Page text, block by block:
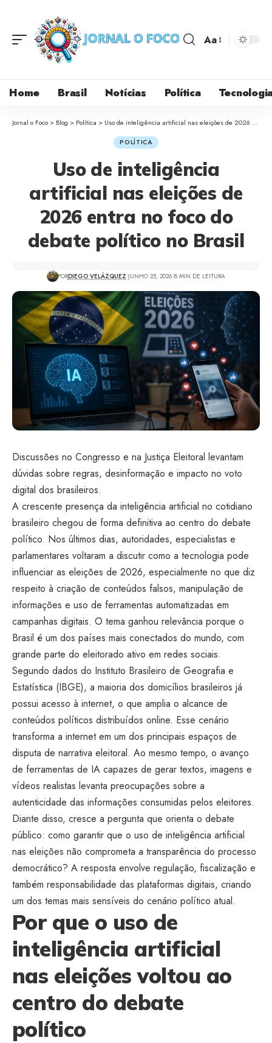
Aa
Home Brasil Notícias Política
Jornal o Foco > Blog > Política > Uso de inteligência artificial nas eleições de 2026 entra no foco do debate político no Brasil
POLÍTICA
Uso de inteligência
artificial nas eleições de
2026 entra no foco do
debate político no Brasil
PORDIEGO VELÁZQUEZ JUNHO 25, 2026 8 MIN DE LEITURA
Discussões no Congresso e na Justiça Eleitoral levantam
dúvidas sobre regras, desinformação e impacto no voto
digital dos brasileiros.
A crescente presença da inteligência artificial no cotidiano
brasileiro chegou de forma definitiva ao centro do debate
político. Nos últimos dias, autoridades, especialistas e
parlamentares voltaram a discutir como a tecnologia pode
influenciar as eleições de 2026, especialmente no que diz
respeito à criação de conteúdos falsos, manipulação de
informações e uso de ferramentas automatizadas em
campanhas digitais. O tema ganhou relevância porque o
Brasil é um dos países mais conectados do mundo, com
grande parte do eleitorado ativo em redes sociais.
Segundo dados do Instituto Brasileiro de Geografia e
Estatística (IBGE), a maioria dos domicílios brasileiros já
possui acesso à internet, o que amplia o alcance de
conteúdos políticos distribuídos online. Esse cenário
transforma a internet em um dos principais espaços de
disputa de narrativa eleitoral. Ao mesmo tempo, o avanço
de ferramentas de IA capazes de gerar textos, imagens e
vídeos realistas levanta preocupações sobre a
autenticidade das informações consumidas pelos eleitores.
Diante disso, cresce a pergunta que orienta o debate
público: como garantir que o uso de inteligência artificial
nas eleições não comprometa a transparência do processo
democrático? A resposta envolve regulação, fiscalização e
também responsabilidade das plataformas digitais, criando
um dos temas mais sensíveis do cenário político atual.
Por que o uso de
inteligência artificial
nas eleições voltou ao
centro do debate
político